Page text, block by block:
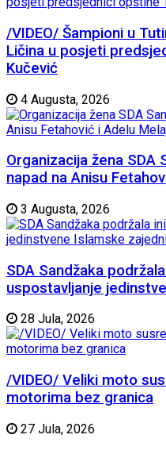
/VIDEO/ Šampioni u
Ličina u posjeti
Kučević
4 Augusta, 2026
Organizacija žena SDA
napad na Anisu
3 Augusta, 2026
SDA Sandžaka
uspostavljanje
28 Jula, 2026
/VIDEO/ Veliki moto
motorima bez granica
27 Jula, 2026